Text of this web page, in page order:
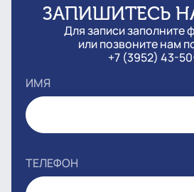
ЗАПИШИТЕСЬ
Для записи заполните
или позвоните нам
+7 (3952) 43-
ИМЯ
ТЕЛЕФОН